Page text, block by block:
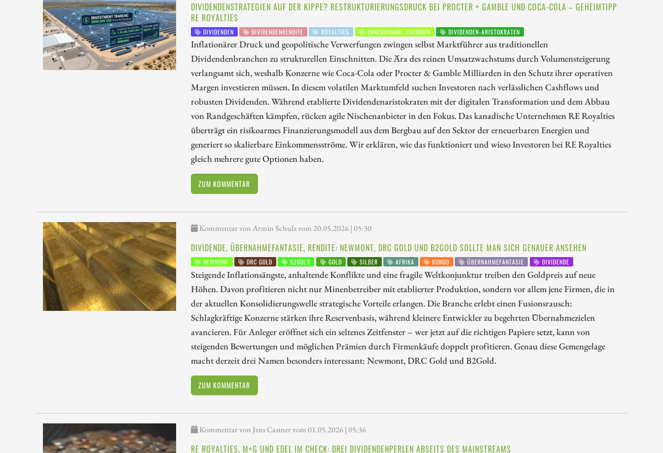
DIVIDENDENSTRATEGIEN AUF DER KIPPE? RESTRUKTURIERUNGSDRUCK BEI PROCTER + GAMBLE UND COCA-COLA – GEHEIMTIPP
RE ROYALTIES
DIVIDENDEN DIVIDENDENRENDITE ROYALTIES ERNEUERBARE ENERGIEN DIVIDENDEN-ARISTOKRATEN
Inflationärer Druck und geopolitische Verwerfungen zwingen selbst Marktführer aus traditionellen
Dividendenbranchen zu strukturellen Einschnitten. Die Ära des reinen Umsatzwachstums durch Volumensteigerung
verlangsamt sich, weshalb Konzerne wie Coca-Cola oder Procter & Gamble Milliarden in den Schutz ihrer operativen
Margen investieren müssen. In diesem volatilen Marktumfeld suchen Investoren nach verlässlichen Cashflows und
robusten Dividenden. Während etablierte Dividendenaristokraten mit der digitalen Transformation und dem Abbau
von Randgeschäften kämpfen, rücken agile Nischenanbieter in den Fokus. Das kanadische Unternehmen RE Royalties
überträgt ein risikoarmes Finanzierungsmodell aus dem Bergbau auf den Sektor der erneuerbaren Energien und
generiert so skalierbare Einkommensströme. Wir erklären, wie das funktioniert und wieso Investoren bei RE Royalties
gleich mehrere gute Optionen haben.
ZUM KOMMENTAR
Kommentar von Armin Schulz vom 20.05.2026 | 05:30
DIVIDENDE, ÜBERNAHMEFANTASIE, RENDITE: NEWMONT, DRC GOLD UND B2GOLD SOLLTE MAN SICH GENAUER ANSEHEN
NEWMONT DRC GOLD B2GOLD GOLD SILBER AFRIKA KONGO ÜBERNAHMEFANTASIE DIVIDENDE
Steigende Inflationsängste, anhaltende Konflikte und eine fragile Weltkonjunktur treiben den Goldpreis auf neue
Höhen. Davon profitieren nicht nur Minenbetreiber mit etablierter Produktion, sondern vor allem jene Firmen, die in
der aktuellen Konsolidierungswelle strategische Vorteile erlangen. Die Branche erlebt einen Fusionsrausch:
Schlagkräftige Konzerne stärken ihre Reservenbasis, während kleinere Entwickler zu begehrten Übernahmezielen
avancieren. Für Anleger eröffnet sich ein seltenes Zeitfenster – wer jetzt auf die richtigen Papiere setzt, kann von
steigenden Bewertungen und möglichen Prämien durch Firmenkäufe doppelt profitieren. Genau diese Gemengelage
macht derzeit drei Namen besonders interessant: Newmont, DRC Gold und B2Gold.
ZUM KOMMENTAR
Kommentar von Jens Castner vom 01.05.2026 | 05:36
RE ROYALTIES, M+G UND EDEL IM CHECK: DREI DIVIDENDENPERLEN ABSEITS DES MAINSTREAMS